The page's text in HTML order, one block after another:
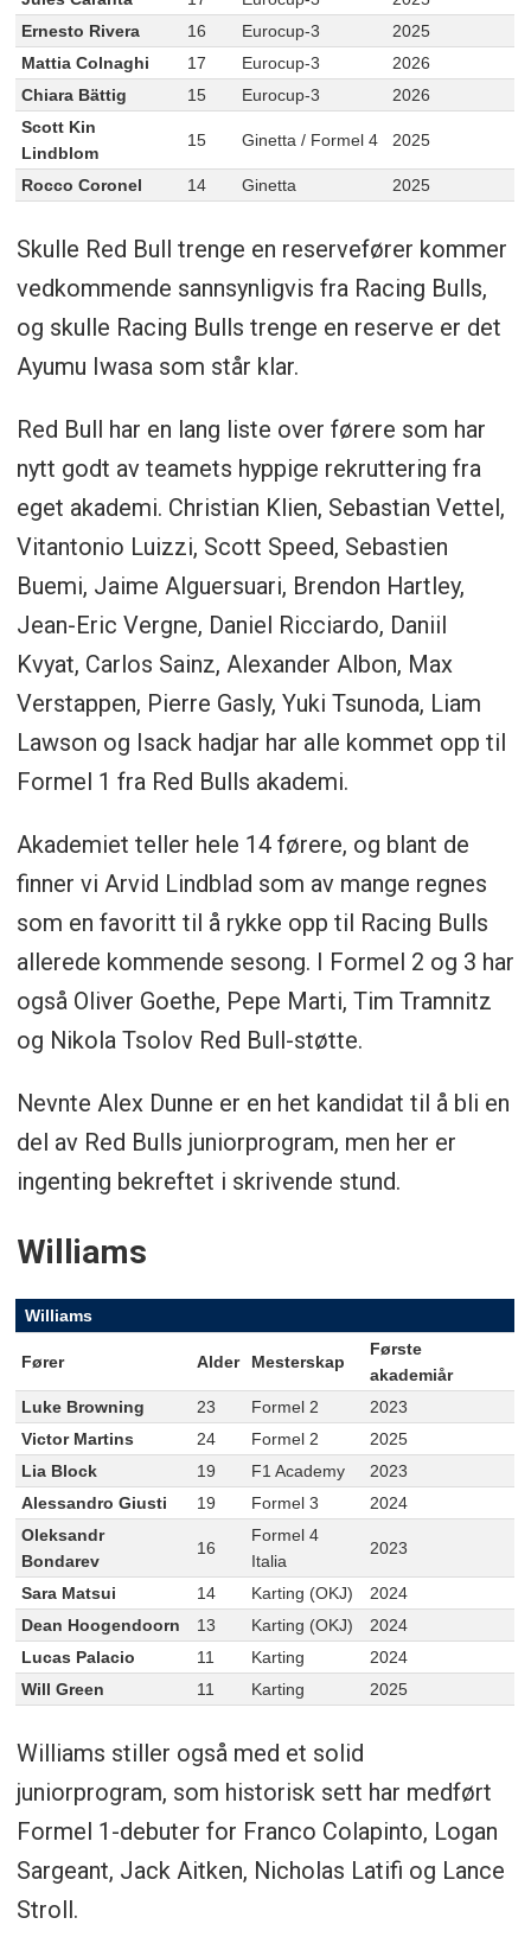
Ernesto Rivera
16 Eurocup-3
2025
Mattia Colnaghi
17 Eurocup-3
2026
Chiara Bättig
15 Eurocup-3
2026
Scott Kin
Lindblom
15 Ginetta / Formel 4 2025
Rocco Coronel 14 Ginetta 2025
Skulle Red Bull trenge en reservefører kommer
vedkommende sannsynligvis fra Racing Bulls,
og skulle Racing Bulls trenge en reserve er det
Ayumu Iwasa som står klar.
Red Bull har en lang liste over førere som har
nytt godt av teamets hyppige rekruttering fra
eget akademi. Christian Klien, Sebastian Vettel,
Vitantonio Luizzi, Scott Speed, Sebastien
Buemi, Jaime Alguersuari, Brendon Hartley,
Jean-Eric Vergne, Daniel Ricciardo, Daniil
Kvyat, Carlos Sainz, Alexander Albon, Max
Verstappen, Pierre Gasly, Yuki Tsunoda, Liam
Lawson og Isack hadjar har alle kommet opp til
Formel 1 fra Red Bulls akademi.
Akademiet teller hele 14 førere, og blant de
finner vi Arvid Lindblad som av mange regnes
som en favoritt til å rykke opp til Racing Bulls
allerede kommende sesong. I Formel 2 og 3 har
også Oliver Goethe, Pepe Marti, Tim Tramnitz
og Nikola Tsolov Red Bull-støtte.
Nevnte Alex Dunne er en het kandidat til å bli en
del av Red Bulls juniorprogram, men her er
ingenting bekreftet i skrivende stund.
Williams
Williams
Fører Alder Mesterskap
Første
akademiår
Luke Browning
23 Formel 2
2023
Victor Martins
24 Formel 2
2025
Lia Block
19 F1 Academy
2023
Alessandro Giusti
19 Formel 3
2024
Oleksandr
Bondarev
16
Formel 4
Italia
2023
Sara Matsui 14 Karting (OKJ)
2024
Dean Hoogendoorn
13 Karting (OKJ)
2024
Lucas Palacio
11 Karting
2024
Will Green
11 Karting 2025
Williams stiller også med et solid
juniorprogram, som historisk sett har medført
Formel 1-debuter for Franco Colapinto, Logan
Sargeant, Jack Aitken, Nicholas Latifi og Lance
Stroll.